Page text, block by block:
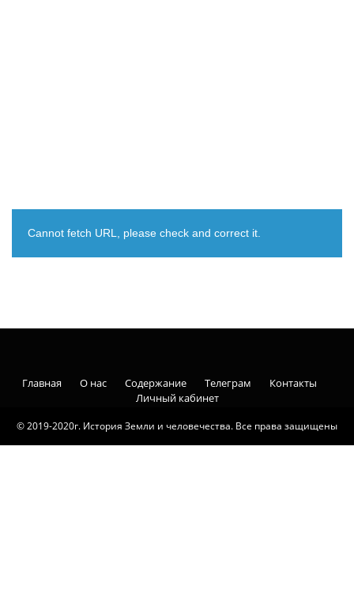
Cannot fetch URL, please check and correct it.
© 2019-2020г. История Земли и человечества. Все права защищены
Главная О нас Содержание Телеграм
Контакты
Личный кабинет